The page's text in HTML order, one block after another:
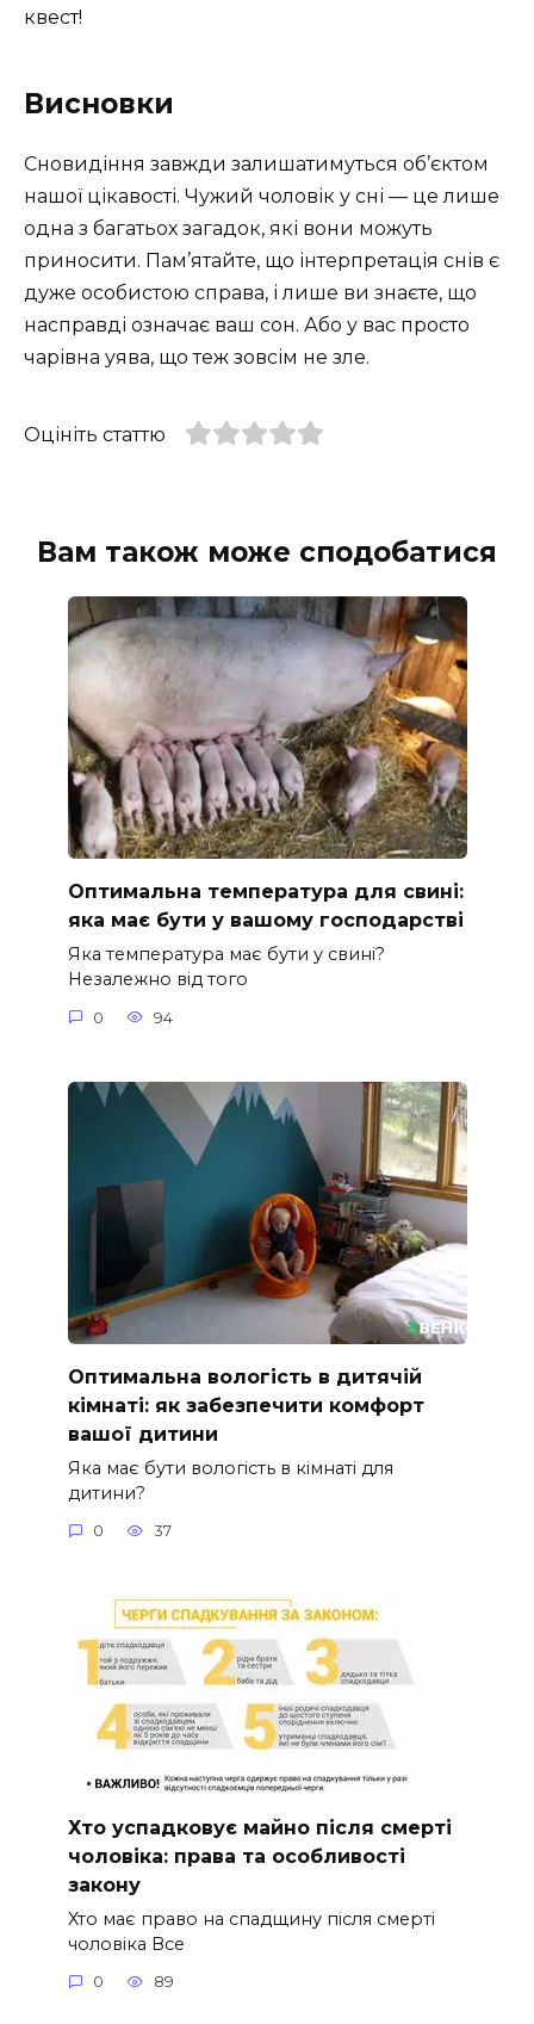
квест!
Висновки
Сновидіння завжди залишатимуться об’єктом
нашої цікавості. Чужий чоловік у сні — це лише
одна з багатьох загадок, які вони можуть
приносити. Пам’ятайте, що інтерпретація снів є
дуже особистою справа, і лише ви знаєте, що
насправді означає ваш сон. Або у вас просто
чарівна уява, що теж зовсім не зле.
Оцініть статтю
Вам також може сподобатися
Оптимальна температура для свині:
яка має бути у вашому господарстві
Яка температура має бути у свині?
Незалежно від того
0 94
Оптимальна вологість в дитячій
кімнаті: як забезпечити комфорт
вашої дитини
Яка має бути вологість в кімнаті для
дитини?
0 37
Хто успадковує майно після смерті
чоловіка: права та особливості
закону
Хто має право на спадщину після смерті
чоловіка Все
0 89